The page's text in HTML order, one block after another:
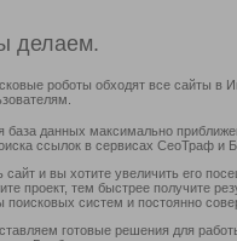
делаем.
роботы обходят все сайты в
база данных максимально
ссылок в сервисах СеоТраф и
сайт и вы хотите увеличить его
проект, тем быстрее получите
поисковых систем и постоянно
готовые решения для